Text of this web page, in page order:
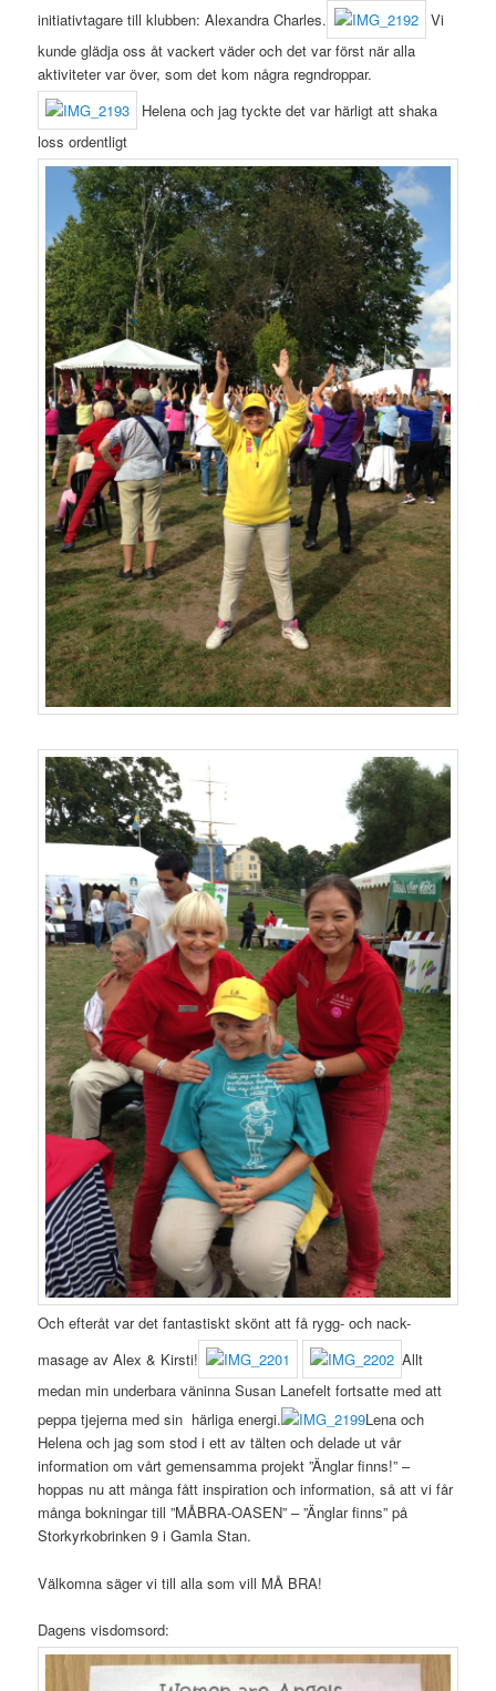
initiativtagare till klubben: Alexandra Charles.
Vi
kunde glädja oss åt vackert väder och det var först när alla
aktiviteter var över, som det kom några regndroppar.
Helena och jag tyckte det var härligt att shaka
loss ordentligt
Och efteråt var det fantastiskt skönt att få rygg- och nack-
masage av Alex & Kirsti!
Allt
medan min underbara väninna Susan Lanefelt fortsatte med att
peppa tjejerna med sin härliga energi.
Lena och
Helena och jag som stod i ett av tälten och delade ut vår
information om vårt gemensamma projekt ”Änglar finns!” –
hoppas nu att många fått inspiration och information, så att vi får
många bokningar till ”MÅBRA-OASEN” – ”Änglar finns” på
Storkyrkobrinken 9 i Gamla Stan.
Välkomna säger vi till alla som vill MÅ BRA!
Dagens visdomsord: